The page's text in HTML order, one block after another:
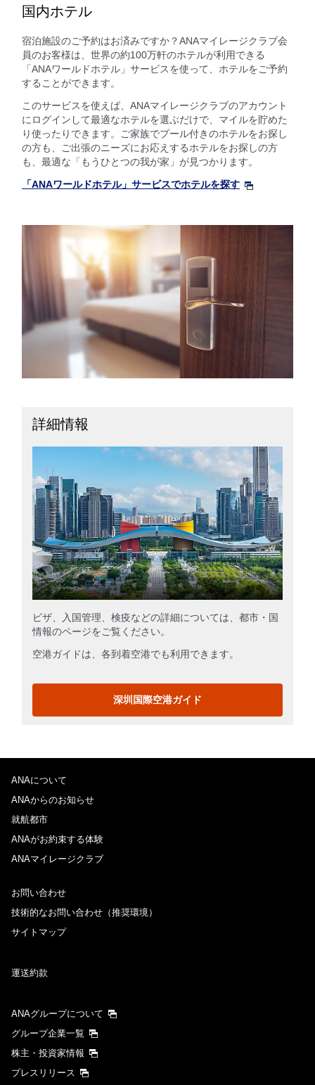
国内ホテル
宿泊施設のご予約はお済みですか？ANAマイレージクラブ会
員のお客様は、世界の約100万軒のホテルが利用できる
「ANAワールドホテル」サービスを使って、ホテルをご予約
することができます。
このサービスを使えば、ANAマイレージクラブのアカウント
にログインして最適なホテルを選ぶだけで、マイルを貯めた
り使ったりできます。ご家族でプール付きのホテルをお探し
の方も、ご出張のニーズにお応えするホテルをお探しの方
も、最適な「もうひとつの我が家」が見つかります。
「ANAワールドホテル」サービスでホテルを探す
詳細情報
ビザ、入国管理、検疫などの詳細については、都市・国
情報のページをご覧ください。
空港ガイドは、各到着空港でも利用できます。
深圳国際空港ガイド
ANAについて
ANAからのお知らせ
就航都市
ANAがお約束する体験
ANAマイレージクラブ
お問い合わせ
技術的なお問い合わせ（推奨環境）
サイトマップ
運送約款
ANAグループについて
グループ企業一覧
株主・投資家情報
プレスリリース